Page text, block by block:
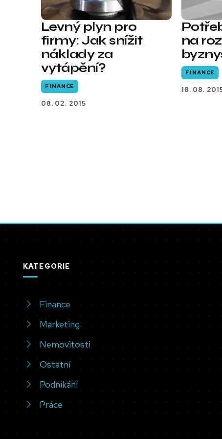
Levný plyn pro
firmy: Jak snížit
náklady za
vytápění?
FINANCE
08. 02. 2015
na
FINANCE
18. 08.
KATEGORIE
Finance
Marketing
Nemovitosti
Ostatní
Podnikání
Práce